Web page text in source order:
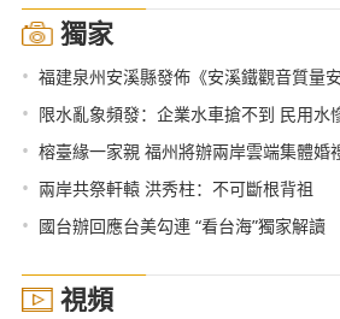
獨家
• 福建泉州安溪縣發佈《安溪鐵觀音質量
• 限水亂象頻發：企業水車搶不到 民用水
• 榕臺緣一家親 福州將辦兩岸雲端集體婚
• 兩岸共祭軒轅 洪秀柱：不可斷根背祖
• 國台辦回應台美勾連 “看台海”獨家解讀
視頻